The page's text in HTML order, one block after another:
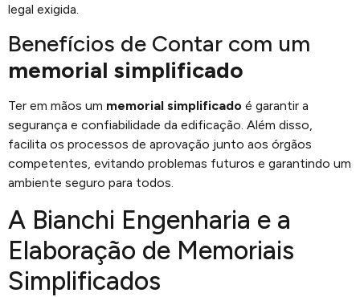
legal exigida.
Benefícios de Contar com um
memorial simplificado
Ter em mãos um memorial simplificado é garantir a
segurança e confiabilidade da edificação. Além disso,
facilita os processos de aprovação junto aos órgãos
competentes, evitando problemas futuros e garantindo um
ambiente seguro para todos.
A Bianchi Engenharia e a
Elaboração de Memoriais
Simplificados